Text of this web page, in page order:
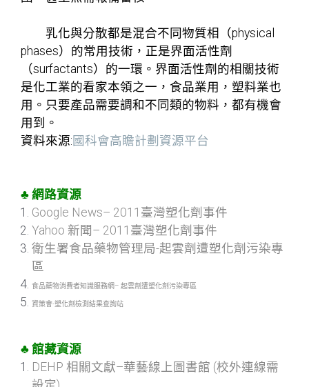
乳化與分散都是混合不同物質相（physical
phases）的常用技術，正是界面活性劑
（surfactants）的一環。界面活性劑的相關技術
是化工業的看家本領之一，食品業用，塑料業也
用。只要產品需要調和不同類的物料，都有機會
用到。
資料來源: 國科會高瞻計劃資源平台
♣ 網路資源
Google News– 2011臺灣塑化劑事件
Yahoo 新聞– 2011臺灣塑化劑事件
衛生署食品藥物管理局-起雲劑遭塑化劑污染專
區
食品藥物消費者知識服務網– 起雲劑遭塑化劑污染專區
資策會-塑化劑檢測結果查詢站
♣ 館藏資源
DEHP 相關文獻–華藝線上圖書館 (校外連線需